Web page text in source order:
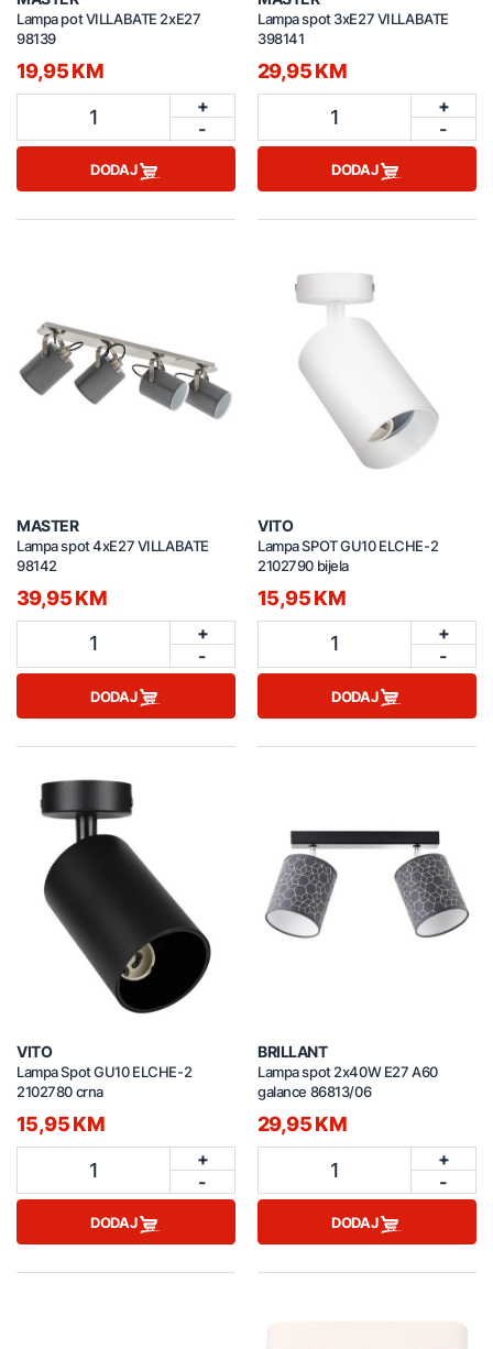
Lampa pot VILLABATE 2xE27
98139
19,95 KM
1
+
-
DODAJ
Lampa spot 3xE27 VILLABATE
398141
29,95 KM
1
+
-
DODAJ
MASTER
Lampa spot 4xE27 VILLABATE
98142
39,95 KM
1
+
-
DODAJ
VITO
Lampa SPOT GU10 ELCHE-2
2102790 bijela
15,95 KM
1
+
-
DODAJ
VITO
Lampa Spot GU10 ELCHE-2
2102780 crna
15,95 KM
1
+
-
DODAJ
BRILLANT
Lampa spot 2x40W E27 A60
galance 86813/06
29,95 KM
1
+
-
DODAJ